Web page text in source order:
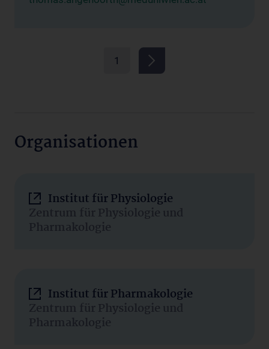
1
Organisationen
Institut für Physiologie
Zentrum für Physiologie und
Pharmakologie
Institut für Pharmakologie
Zentrum für Physiologie und
Pharmakologie